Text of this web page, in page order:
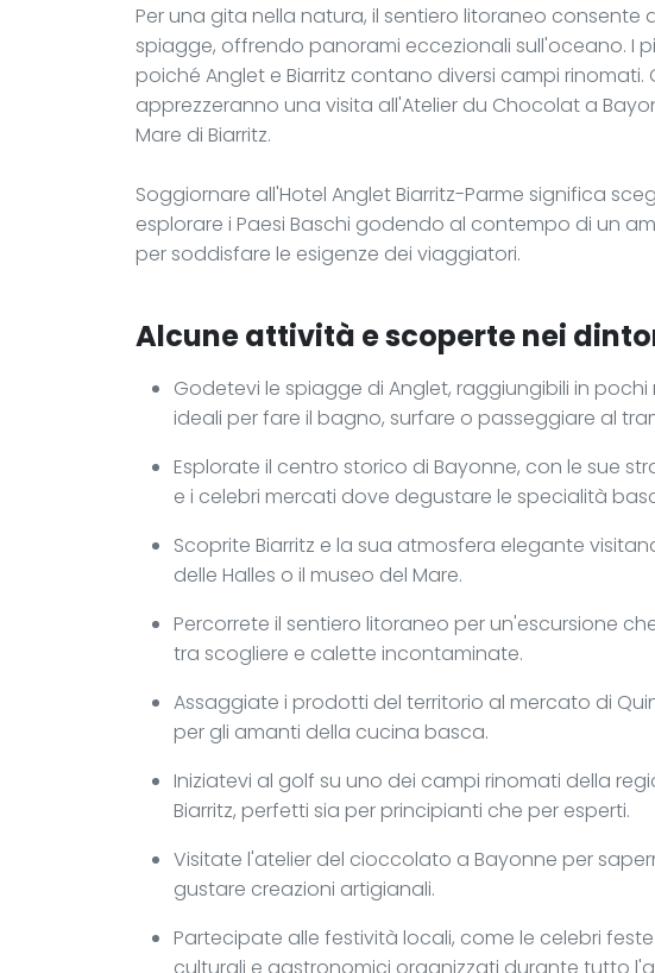
Per una gita nella natura, il sentiero litoraneo
spiagge, offrendo panorami eccezionali sull'oceano. I
poiché Anglet e Biarritz contano diversi campi rinomati.
apprezzeranno una visita all'Atelier du Chocolat a
Mare di Biarritz.
Soggiornare all'Hotel Anglet Biarritz-Parme significa
esplorare i Paesi Baschi godendo al contempo di un
per soddisfare le esigenze dei viaggiatori.
Alcune attività e scoperte nei
Godetevi le spiagge di Anglet, raggiungibili in
ideali per fare il bagno, surfare o passeggiare al
Esplorate il centro storico di Bayonne, con le sue
e i celebri mercati dove degustare le specialità
Scoprite Biarritz e la sua atmosfera elegante
delle Halles o il museo del Mare.
Percorrete il sentiero litoraneo per un'escursione
tra scogliere e calette incontaminate.
Assaggiate i prodotti del territorio al mercato di
per gli amanti della cucina basca.
Iniziatevi al golf su uno dei campi rinomati della
Biarritz, perfetti sia per principianti che per esperti.
Visitate l'atelier del cioccolato a Bayonne per
gustare creazioni artigianali.
Partecipate alle festività locali, come le celebri
culturali e gastronomici organizzati durante tutto